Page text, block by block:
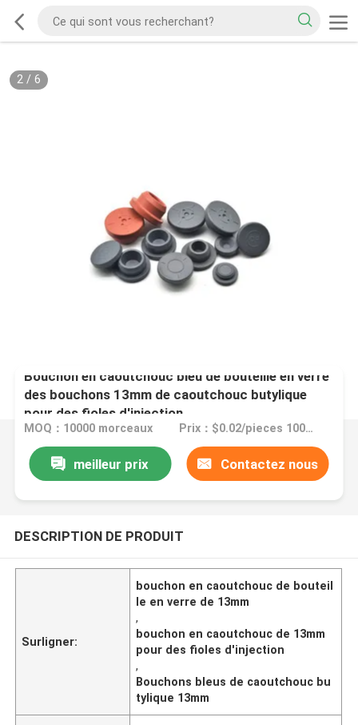
2/ 6
Bouchon en caoutchouc bleu de bouteille en verre
des bouchons 13mm de caoutchouc butylique
pour des fioles d'injection
MOQ：10000 morceaux Prix：$0.02/pieces 10000-99999 pieces
meilleur prix Contactez nous
DESCRIPTION DE PRODUIT
Surligner:
bouchon en caoutchouc de bouteil
le en verre de 13mm
,
bouchon en caoutchouc de 13mm
pour des fioles d'injection
,
Bouchons bleus de caoutchouc bu
tylique 13mm